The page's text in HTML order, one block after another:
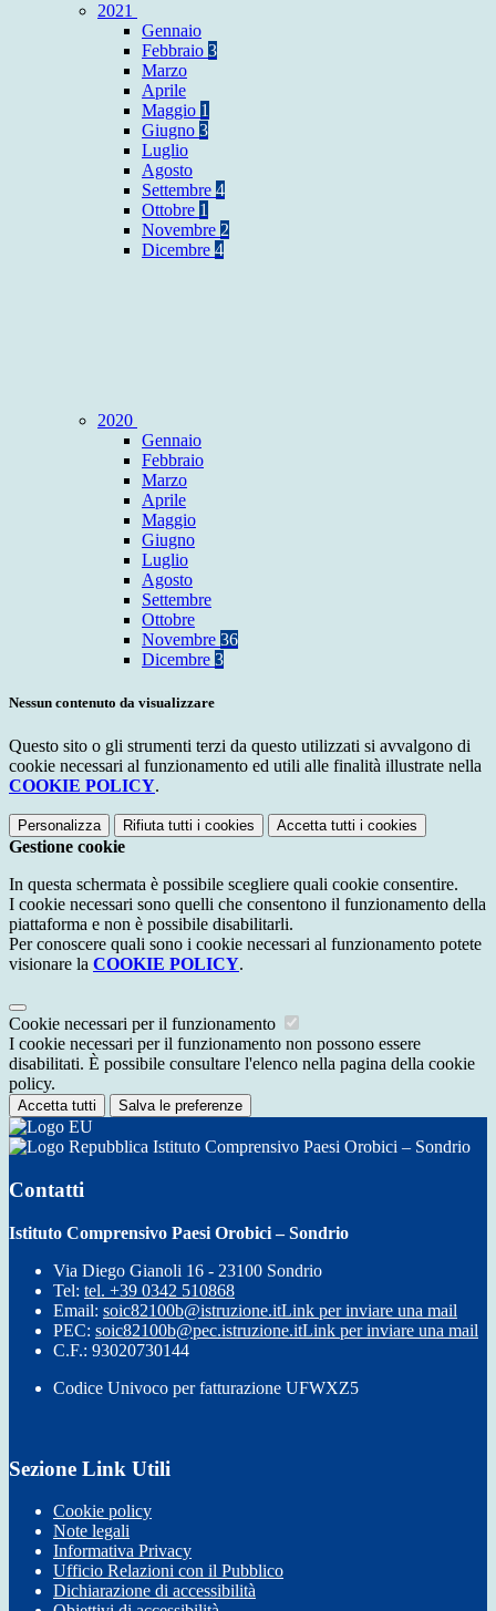
2021
Gennaio
Febbraio 3
Marzo
Aprile
Maggio 1
Giugno 3
Luglio
Agosto
Settembre 4
Ottobre 1
Novembre 2
Dicembre 4
2020
Gennaio
Febbraio
Marzo
Aprile
Maggio
Giugno
Luglio
Agosto
Settembre
Ottobre
Novembre 36
Dicembre 3
Nessun contenuto da visualizzare
Questo sito o gli strumenti terzi da questo utilizzati si avvalgono di
cookie necessari al funzionamento ed utili alle finalità illustrate nella
COOKIE POLICY.
Personalizza Rifiuta tutti i cookies Accetta tutti i cookies
Gestione cookie
In questa schermata è possibile scegliere quali cookie consentire.
I cookie necessari sono quelli che consentono il funzionamento della
piattaforma e non è possibile disabilitarli.
Per conoscere quali sono i cookie necessari al funzionamento potete
visionare la COOKIE POLICY.
Cookie necessari per il funzionamento
I cookie necessari per il funzionamento non possono essere
disabilitati. È possibile consultare l'elenco nella pagina della cookie
policy.
Accetta tutti Salva le preferenze
Istituto Comprensivo Paesi Orobici – Sondrio
Contatti
Istituto Comprensivo Paesi Orobici – Sondrio
Via Diego Gianoli 16 - 23100 Sondrio
Tel: tel. +39 0342 510868
Email: soic82100b@istruzione.itLink per inviare una mail
PEC: soic82100b@pec.istruzione.itLink per inviare una mail
C.F.: 93020730144
Codice Univoco per fatturazione UFWXZ5
Sezione Link Utili
Cookie policy
Note legali
Informativa Privacy
Ufficio Relazioni con il Pubblico
Dichiarazione di accessibilità